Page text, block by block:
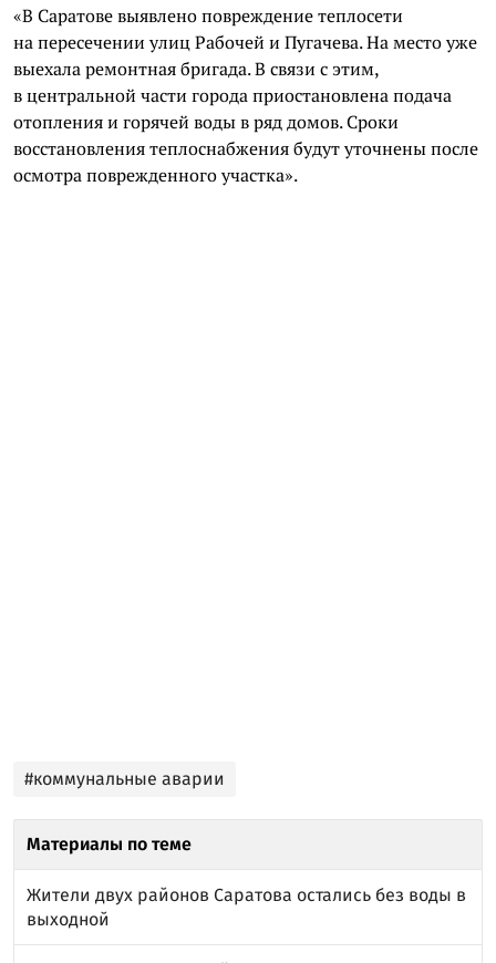
«В Саратове выявлено повреждение теплосети
на пересечении улиц Рабочей и Пугачева. На место уже
выехала ремонтная бригада. В связи с этим,
в центральной части города приостановлена подача
отопления и горячей воды в ряд домов. Сроки
восстановления теплоснабжения будут уточнены после
осмотра поврежденного участка».
#коммунальные аварии
Материалы по теме
Жители двух районов Саратова остались без воды в
выходной